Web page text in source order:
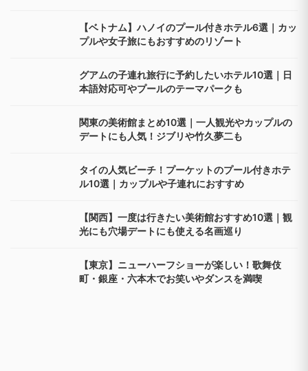
【ベトナム】ハノイのプール付きホテル6選｜カッ
プルや女子旅にもおすすめのリゾート
グアムの子連れ旅行に予約したいホテル10選｜日
本語対応可やプールのテーマパークも
関東の美術館まとめ10選｜一人観光やカップルの
デートにも人気！ジブリや竹久夢二も
タイの人気ビーチ！プーケットのプール付きホテ
ル10選｜カップルや子連れにおすすめ
【関西】一度は行きたい美術館おすすめ10選｜観
光にも穴場デートにも使える名画巡り
【東京】ニューハーフショーが楽しい！歌舞伎
町・銀座・六本木でお笑いやダンスを満喫